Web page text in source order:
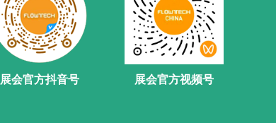
展会官方抖音号 展会官方视频号